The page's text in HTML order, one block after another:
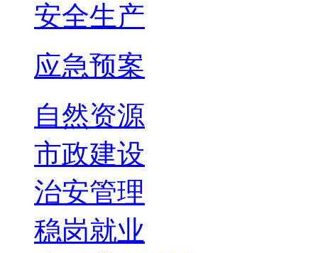
安全生产
应急预案
自然资源
市政建设
治安管理
稳岗就业